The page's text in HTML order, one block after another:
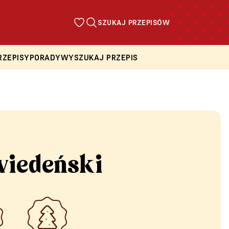
SZUKAJ PRZEPISÓW
PORADYWYSZUKAJ PRZEPIS